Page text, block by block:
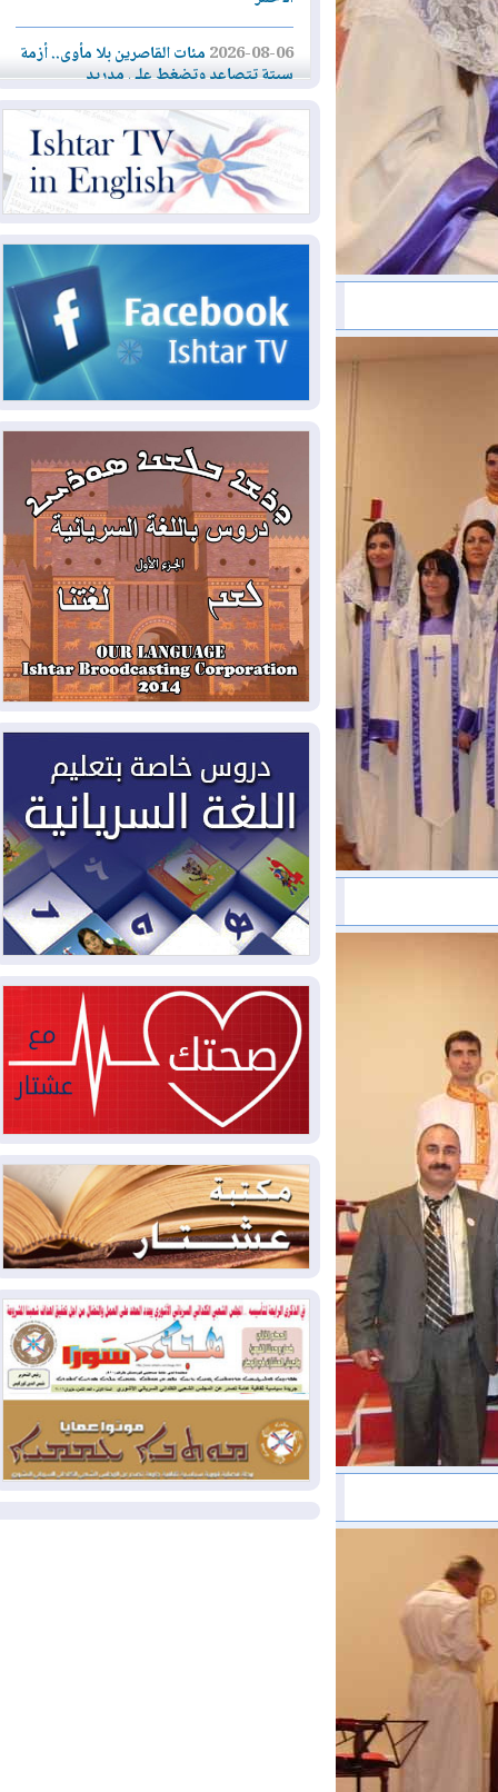
2026-08-06مئات القاصرين بلا مأوى.. أزمة
سبتة تتصاعد وتضغط على مدريد
2026-08-05
لمدة عام.. بدء توريد 100
مليون قدم مكعب يومياً من غاز كورمور في
إقليم كوردستان إلى وزارة الكهرباء العراقية
ملامح أخطر التحديات التي تواجه العراق
2026-08-05
حرائق فرنسا.. توقيف 402
شخص بينهم 156 قاصرا منذ بداية موسم
الحرائق
2026-08-04سومو: إنتاج النفط في إقليم
كوردستان انخفض إلى أقل من 10%
2026-08-04ملفات حقبة الكاظمي تعود إلى
الواجهة.. أنباء عن مراجعات قضائية
وتحقيقات أوسع في قضايا فساد
2026-08-04بيترو يشكو تزوير الانتخابات
الرئاسية ويحذر من "حرب أهلية" في
كولومبيا
2026-08-03رئيس إقليم كوردستان في
2026-08-03العراق يؤكد مجدداً التزامه
بمنع الهجمات على الدول المجاورة
2026-08-03العجز والاقتراض يطوقان
المالية العراقية.. اقتراض يتجاوز 3 تريليونات
دينار!
2026-08-03كوبا تغرق في الظلام مجددا
2026-08-03
أوامر بإجلاء 60 ألف شخص
بسبب الحرائق في ولاية واشنطن
2026-08-02
مشروع "حسابي" يُمهل
الموظفين حتى نهاية أغسطس لاستلام
بطاقاتهم المصرفية
2026-08-02دمشق وعمّان تحذران بغداد:
أي هجوم من أراضي العراق سيواجه برد
2026-08-02ترامب: الولايات المتحدة
وإسرائيل تعلقان شن ضربات على إيران
2026-08-01
تقرير: الولايات المتحدة تسحب
منظومة باتريوت الدفاعية من أربيل
2026-08-01
النفط: اتفاقية ثلاثية لاستئناف
التصدير عبر جيهان بطاقة 750 ألف برميل
يومياً